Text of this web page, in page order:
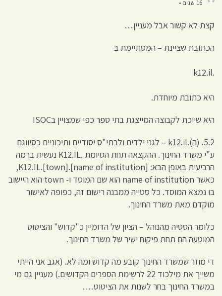
16 שנים •
קצת לא קשור אבל מעניין…
הכתובת שציינת – המסתיימת ב
.k12.il
היא כתובת מיוחדת.
היא שייכת לקבוצה המייצגת בתי ספר כפי שמצויין בISOC
5.2. (ה).k12.il – לגני ילדים ולבתי"ס יסודיים ותיכוניים כסיווגם
ע"י משרד החינוך. ההקצאה תחת הסיומת .K12.IL נעשית ברמה
הרביעית באופן הבא: [name of institution].[town].K12.IL,
כאשר name of institution הוא שם המוסד ו- town הוא היישוב
בו נמצא המוסד. כל סטייה ממבנה רישום זה, כפופה לאישור
מוקדם מאת משרד החינוך.
כלומר הסטיה מהנוהל – הציון של הדומיין כ"קדוש" והציטוט
המוטעה הם תחת פיקוח ישיר של משרד החינוך.
די מוזר שמשרד החינוך קובע מה קדוש ומה לא. (אגב אני הייתי
משייך את מילכוד 22 לרשימת הספרים הקדושים.) מעניין גם מי
במשרד החינוך בחר לשנות את הציטוט….